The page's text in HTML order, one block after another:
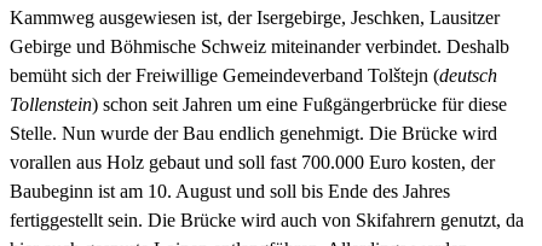
Kammweg ausgewiesen ist, der Isergebirge, Jeschken, Lausitzer
Gebirge und Böhmische Schweiz miteinander verbindet. Deshalb
bemüht sich der Freiwillige Gemeindeverband Tolštejn (deutsch
Tollenstein) schon seit Jahren um eine Fußgängerbrücke für diese
Stelle. Nun wurde der Bau endlich genehmigt. Die Brücke wird
vorallen aus Holz gebaut und soll fast 700.000 Euro kosten, der
Baubeginn ist am 10. August und soll bis Ende des Jahres
fertiggestellt sein. Die Brücke wird auch von Skifahrern genutzt, da